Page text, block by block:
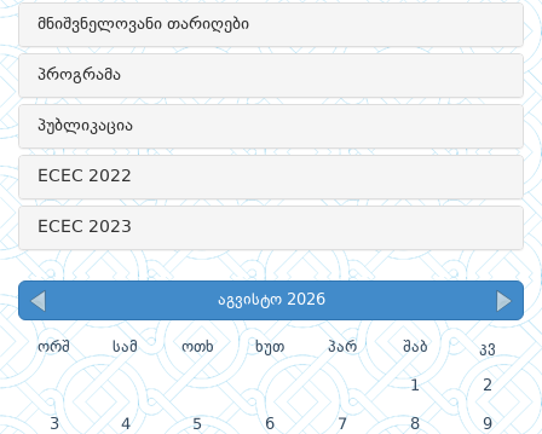
მნიშვნელოვანი თარიღები
პროგრამა
პუბლიკაცია
ECEC 2022
ECEC 2023
აგვისტო 2026
ორშ სამ ოთხ ხუთ პარ შაბ კვ
1 2
3 4 5 6 7 8 9